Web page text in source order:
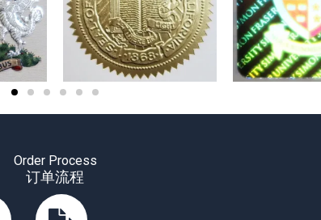
Order Process
订单流程